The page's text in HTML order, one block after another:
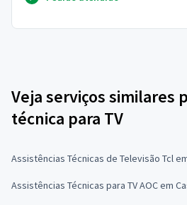
Veja serviços similares
técnica para TV
Assistências Técnicas de Televisão Tcl
Assistências Técnicas para TV AOC em